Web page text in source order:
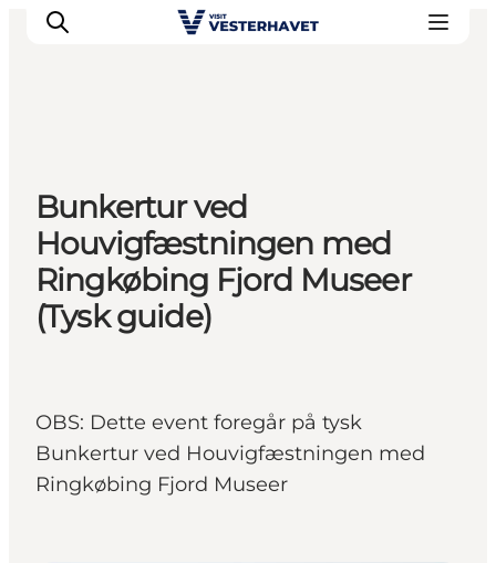
Det sker
Oplevelser
Vores Byer
Mad & Overnatning
Køb billet
Planlæg din ferie
Bunkertur ved
Houvigfæstningen med
Ringkøbing Fjord Museer
(Tysk guide)
OBS: Dette event foregår på tysk
Bunkertur ved Houvigfæstningen med
Ringkøbing Fjord Museer